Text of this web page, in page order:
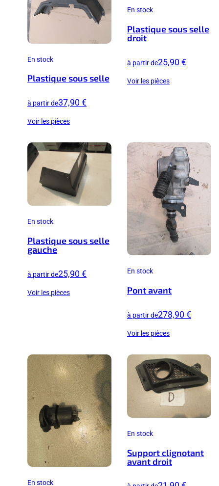
En stock
Plastique sous selle
à partir de37,90 €
Voir les pièces
En stock
Plastique sous selle
droit
à partir de25,90 €
Voir les pièces
En stock
Plastique sous selle
gauche
à partir de25,90 €
Voir les pièces
En stock
Pont avant
à partir de278,90 €
Voir les pièces
En stock
En stock
Support clignotant
avant droit